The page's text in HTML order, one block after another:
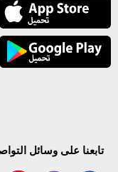
تابعنا على وسائل